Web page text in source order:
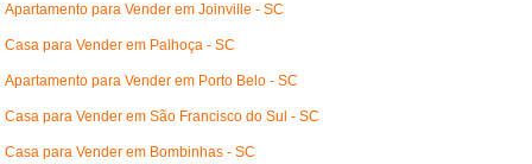
Apartamento para Vender em Joinville - SC
Casa para Vender em Palhoça - SC
Apartamento para Vender em Porto Belo - SC
Casa para Vender em São Francisco do Sul - SC
Casa para Vender em Bombinhas - SC